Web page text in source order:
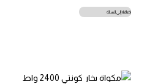
إضافة إلى السلة